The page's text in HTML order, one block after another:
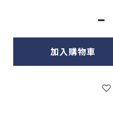
加入購物車